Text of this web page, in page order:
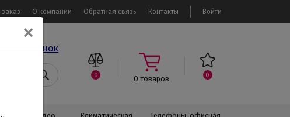
Войти
заказ О компании Обратная связь Контакты
звонок
0 0 товаров 0
✕